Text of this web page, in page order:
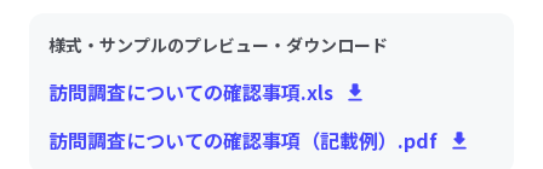
様式・サンプルのプレビュー・ダウンロード
訪問調査についての確認事項.xls
訪問調査についての確認事項（記載例）.pdf